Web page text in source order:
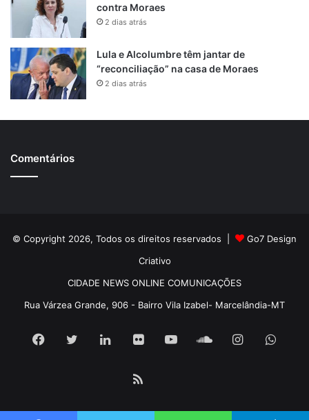
contra Moraes
2 dias atrás
Lula e Alcolumbre têm jantar de
“reconciliação” na casa de Moraes
2 dias atrás
Comentários
© Copyright 2026, Todos os direitos reservados |
Go7 Design
Criativo
CIDADE NEWS ONLINE COMUNICAÇÕES
Rua Várzea Grande, 906 - Bairro Vila Izabel- Marcelândia-MT
Facebook
TwitterLinkedinFlickr YouTubeSoundCloud
Instagram
Book